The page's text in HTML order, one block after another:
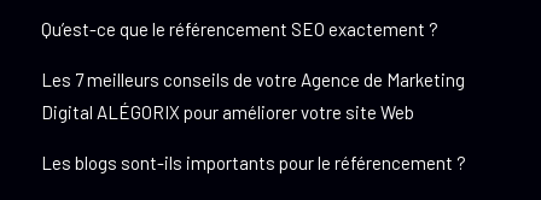
Qu’est-ce que le référencement SEO exactement ?
Les 7 meilleurs conseils de votre Agence de Marketing
Digital ALÉGORIX pour améliorer votre site Web
Les blogs sont-ils importants pour le référencement ?